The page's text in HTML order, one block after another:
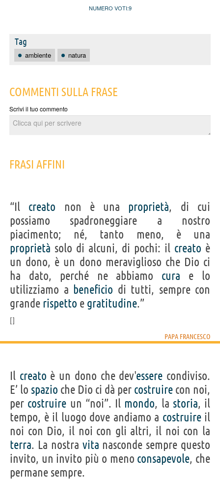
NUMERO VOTI:9
Tag
ambiente natura
COMMENTI SULLA FRASE
Scrivi il tuo commento
FRASI AFFINI
“Il creato non è una proprietà, di cui
possiamo spadroneggiare a nostro
piacimento; né, tanto meno, è una
proprietà solo di alcuni, di pochi: il creato è
un dono, è un dono meraviglioso che Dio ci
ha dato, perché ne abbiamo cura e lo
utilizziamo a beneficio di tutti, sempre con
grande rispetto e gratitudine.”
PAPA FRANCESCO
Il creato è un dono che dev'essere condiviso.
E’ lo spazio che Dio ci dà per costruire con noi,
per costruire un “noi”. Il mondo, la storia, il
tempo, è il luogo dove andiamo a costruireil
noi con Dio, il noi con gli altri, il noi con la
terra. La nostra vita nasconde sempre questo
invito, un invito più o meno consapevole, che
permane sempre.